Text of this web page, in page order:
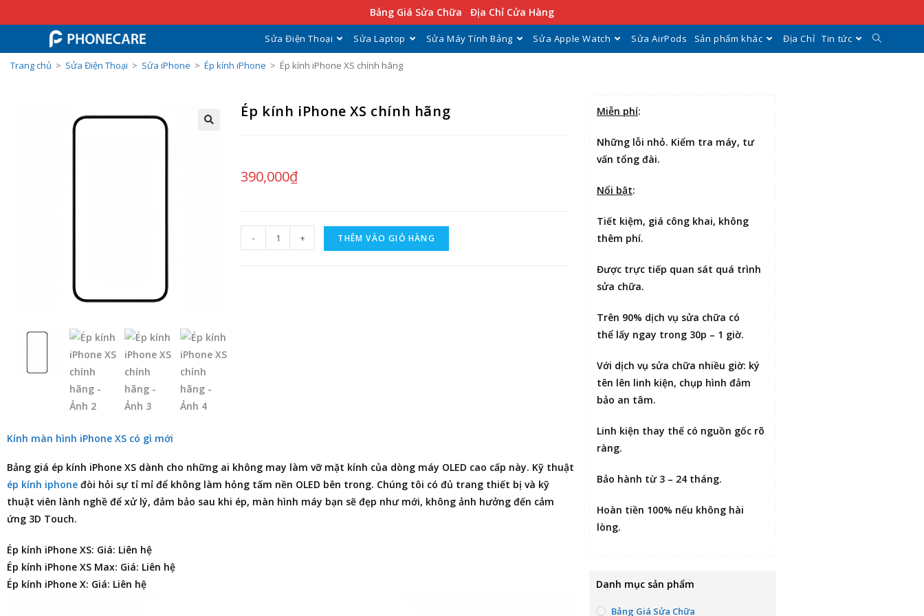
Bảng Giá Sửa Chữa Địa Chỉ Cửa Hàng
Sửa Điện Thoại Sửa Laptop Sửa Máy Tính Bảng Sửa Apple Watch Sửa AirPods Sản phẩm khác Địa Chỉ Tin tức
Trang chủ > Sửa Điện Thoại > Sửa iPhone > Ép kính iPhone > Ép kính iPhone XS chính hãng
Ép kính iPhone XS chính hãng
390,000₫
- + THÊM VÀO GIỎ HÀNG
Kính màn hình iPhone XS có gì mới
Bảng giá ép kính iPhone XS dành cho những ai không may làm vỡ mặt kính của dòng máy OLED cao cấp này. Kỹ thuật
ép kính iphone đòi hỏi sự tỉ mỉ để không làm hỏng tấm nền OLED bên trong. Chúng tôi có đủ trang thiết bị và kỹ
thuật viên lành nghề để xử lý, đảm bảo sau khi ép, màn hình máy bạn sẽ đẹp như mới, không ảnh hưởng đến cảm
ứng 3D Touch.
Ép kính iPhone XS: Giá: Liên hệ
Ép kính iPhone XS Max: Giá: Liên hệ
Ép kính iPhone X: Giá: Liên hệ
Miễn phí:
Những lỗi nhỏ. Kiểm tra máy, tư
vấn tổng đài.
Nổi bật:
Tiết kiệm, giá công khai, không
thêm phí.
Được trực tiếp quan sát quá trình
sửa chữa.
Trên 90% dịch vụ sửa chữa có
thể lấy ngay trong 30p – 1 giờ.
Với dịch vụ sửa chữa nhiều giờ: ký
tên lên linh kiện, chụp hình đảm
bảo an tâm.
Linh kiện thay thế có nguồn gốc rõ
ràng.
Bảo hành từ 3 – 24 tháng.
Hoàn tiền 100% nếu không hài
lòng.
Danh mục sản phẩm
Bảng Giá Sửa Chữa